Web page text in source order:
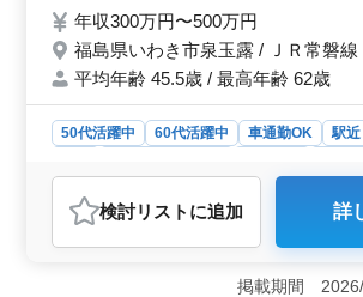
年収300万円〜500万円
福島県いわき市泉玉露 / ＪＲ常磐
平均年齢 45.5歳 / 最高年齢 62歳
50代活躍中 60代活躍中 車通勤OK 駅近
調理師・調理補助・スタッフ
おすすめポイント
＜安定した収入と充実の福利厚生＞ 賞
度ありで安定した収入が得られます。雇
検討リスト に追加 詳
掲載期間 2026/